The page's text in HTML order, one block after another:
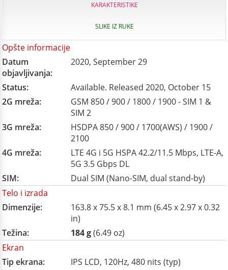
KARAKTERISTIKE
SLIKE IZ RUKE
Opšte informacije
Datum
objavljivanja:
2020, September 29
Status:
Available. Released 2020, October 15
2G mreža:
GSM 850 / 900 / 1800 / 1900 - SIM 1 &
SIM 2
3G mreža:
HSDPA 850 / 900 / 1700(AWS) / 1900 /
2100
4G mreža:
LTE 4G i 5G HSPA 42.2/11.5 Mbps, LTE-A,
5G 3.5 Gbps DL
SIM:
Dual SIM (Nano-SIM, dual stand-by)
Telo i izrada
Dimenzije:
163.8 x 75.5 x 8.1 mm (6.45 x 2.97 x 0.32
in)
Težina:
184 g(6.49 oz)
Ekran
Tip ekrana:
IPS LCD, 120Hz, 480 nits (typ)